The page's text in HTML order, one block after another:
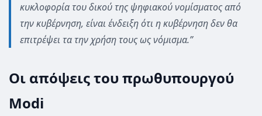
κυκλοφορία του δικού της ψηφιακού νομίσματος από
την κυβέρνηση, είναι ένδειξη ότι η κυβέρνηση δεν θα
επιτρέψει τα την χρήση τους ως νόμισμα.”
Οι απόψεις του πρωθυπουργού
Modi